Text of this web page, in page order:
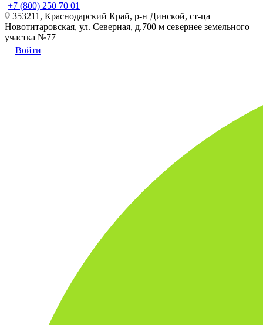
+7 (800) 250 70 01
353211, Краснодарский Край, р-н Динской, ст-ца
Новотитаровская, ул. Северная, д.700 м севернее земельного
участка №77
Войти